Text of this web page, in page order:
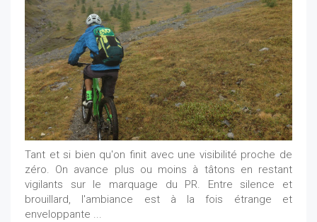
Tant et si bien qu'on finit avec une visibilité proche de
zéro. On avance plus ou moins à tâtons en restant
vigilants sur le marquage du PR. Entre silence et
brouillard, l'ambiance est à la fois étrange et
enveloppante ...